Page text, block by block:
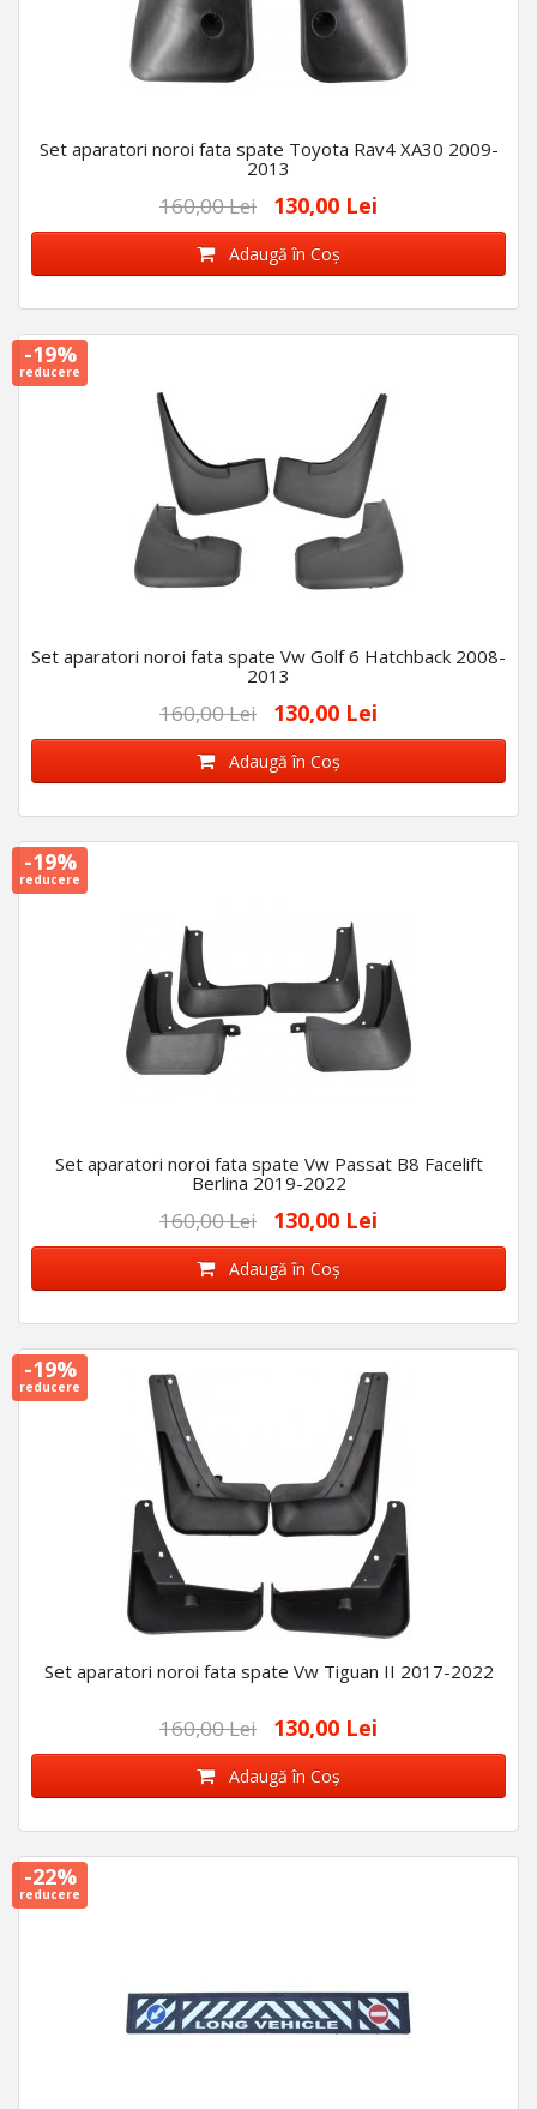
Set aparatori noroi fata spate Toyota Rav4 XA30 2009-
2013
160,00 Lei 130,00 Lei
Adaugă în Coş
-19%
reducere
Set aparatori noroi fata spate Vw Golf 6 Hatchback 2008-
2013
160,00 Lei 130,00 Lei
Adaugă în Coş
-19%
reducere
Set aparatori noroi fata spate Vw Passat B8 Facelift
Berlina 2019-2022
160,00 Lei 130,00 Lei
Adaugă în Coş
-19%
reducere
Set aparatori noroi fata spate Vw Tiguan II 2017-2022
160,00 Lei 130,00 Lei
Adaugă în Coş
-22%
reducere